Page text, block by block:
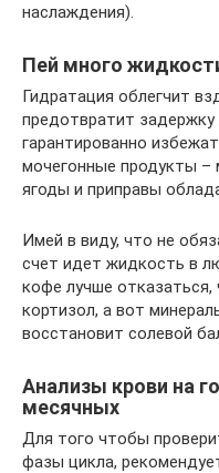
наслаждения).
Пей много
Гидратация облегчит
предотвратит
гарантированно
мочегонные продукты
ягоды и приправы
Имей в виду, что не
счет идет жидкость в
кофе лучше
кортизол, а вот
восстановит солевой
Анализы крови на
месячных
Для того чтобы
фазы цикла,